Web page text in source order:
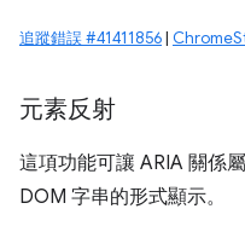
追蹤錯誤 #41411856|
元素反射
這項功能可讓 ARIA 關係
DOM 字串的形式顯示。